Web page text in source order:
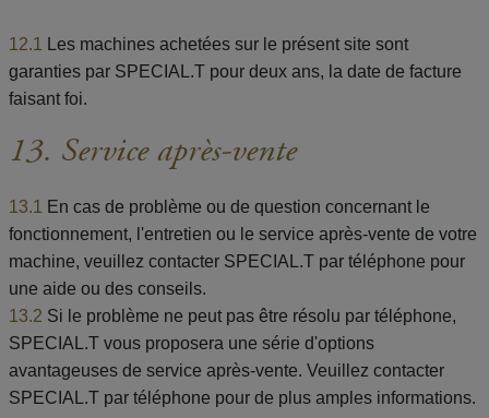
12.1
Les machines achetées sur le présent site sont
garanties par SPECIAL.T pour deux ans, la date de facture
faisant foi.
13. Service après-vente
13.1
En cas de problème ou de question concernant le
fonctionnement, l'entretien ou le service après-vente de votre
machine, veuillez contacter SPECIAL.T par téléphone pour
une aide ou des conseils.
13.2 Si le problème ne peut pas être résolu par téléphone,
SPECIAL.T vous proposera une série d'options
avantageuses de service après-vente. Veuillez contacter
SPECIAL.T par téléphone pour de plus amples informations.